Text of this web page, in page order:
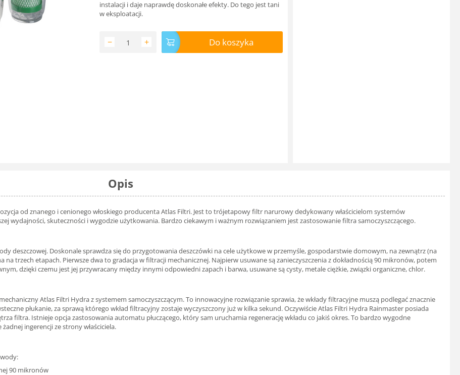
instalacji i daje naprawdę doskonałe efekty. Do tego jest tani
w eksploatacji.
+
− Do koszyka
Opis
od znanego i cenionego włoskiego producenta Atlas Filtri. Jest to trójetapowy filtr narurowy dedykowany właścicielom systemów
wydajności, skuteczności i wygodzie użytkowania. Bardzo ciekawym i ważnym rozwiązaniem jest zastosowanie filtra samoczyszczącego.
deszczowej. Doskonale sprawdza się do przygotowania deszczówki na cele użytkowe w przemyśle, gospodarstwie domowym, na zewnątrz (na
na trzech etapach. Pierwsze dwa to gradacja w filtracji mechanicznej. Najpierw usuwane są zanieczyszczenia z dokładnością 90 mikronów, potem
dzięki czemu jest jej przywracany między innymi odpowiedni zapach i barwa, usuwane są cysty, metale ciężkie, związki organiczne, chlor.
Atlas Filtri Hydra z systemem samoczyszczącym. To innowacyjne rozwiązanie sprawia, że wkłady filtracyjne muszą podlegać znacznie
płukanie, za sprawą którego wkład filtracyjny zostaje wyczyszczony już w kilka sekund. Oczywiście Atlas Filtri Hydra Rainmaster posiada
filtra. Istnieje opcja zastosowania automatu płuczącego, który sam uruchamia regenerację wkładu co jakiś okres. To bardzo wygodne
ingerencji ze strony właściciela.
90 mikronów